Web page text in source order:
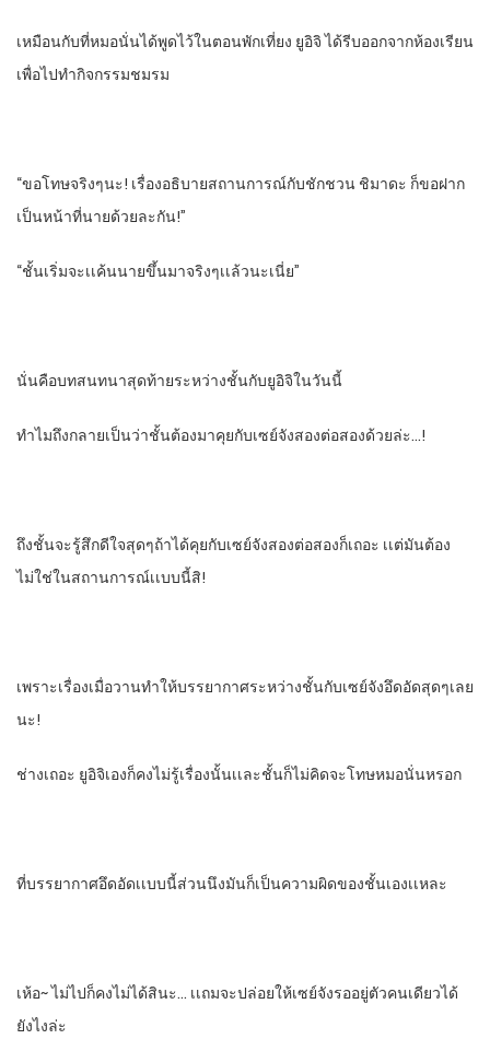
เหมือนกับที่หมอนั่นได้พูดไว้ในตอนพักเที่ยง​ ยูอิจิ​ ได้รีบออกจากห้องเรียน
เพื่อไปทํากิจกรรมชมรม
“ขอโทษจริงๆนะ! เรื่องอธิบายสถานการณ์​กับชักชวน​ ชิมาดะ​ ก็ขอฝาก
เป็นหน้าที่นายด้วยละกัน!”
“ชั้นเริ่มจะเเค้นนายขึ้นมาจริงๆเเล้วนะเนี่ย”
นั่นคือบทสนทนาสุดท้ายระหว่างชั้นกับยูอิจิในวันนี้
ทําไมถึงกลายเป็นว่าชั้นต้องมาคุยกับเซย์จังสองต่อสองด้วยล่ะ…!
ถึงชั้นจะรู้สึกดีใจสุดๆถ้าได้คุยกับเซย์จังสองต่อสองก็เถอะ​ เเต่มันต้อง
ไม่ใช่ในสถานการณ์​เเบบนี้สิ!
เพราะเรื่องเมื่อวานทําให้บรรยากาศ​ระหว่างชั้นกับเซย์จังอึดอัดสุดๆเลย
นะ!
ช่างเถอะ​ ยูอิจิเองก็คงไม่รู้เรื่องนั้นเเละชั้นก็ไม่คิดจะโทษหมอนั่นหรอก
ที่บรรยากาศ​อึดอัดเเบบนี้ส่วนนึงมันก็เป็นความผิดของชั้นเองเเหละ
เห้อ~ ไม่ไปก็คงไม่ได้สินะ… เเถมจะปล่อยให้เซย์จังรออยู่ตัวคนเดียวได้
ยังไงล่ะ